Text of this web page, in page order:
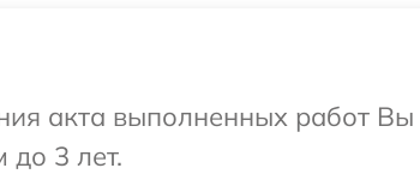
акта выполненных работ
до 3 лет.